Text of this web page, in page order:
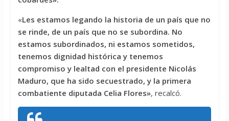
«Les estamos legando la historia de un país que no
se rinde, de un país que no se subordina. No
estamos subordinados, ni estamos sometidos,
tenemos dignidad histórica y tenemos
compromiso y lealtad con el presidente Nicolás
Maduro, que ha sido secuestrado, y la primera
combatiente diputada Celia Flores», recalcó.